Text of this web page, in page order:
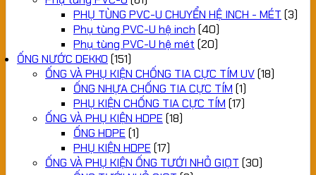
PHỤ TÙNG PVC-U CHUYỂN HỆ INCH - MÉT (3)
Phụ tùng PVC-U hệ inch (40)
Phụ tùng PVC-U hệ mét (20)
ỐNG NƯỚC DEKKO (151)
ỐNG VÀ PHỤ KIỆN CHỐNG TIA CỰC TÍM UV(18)
ỐNG NHỰA CHỐNG TIA CỰC TÍM (1)
PHỤ KIỆN CHỐNG TIA CỰC TÍM (17)
ỐNG VÀ PHỤ KIỆN HDPE (18)
ỐNG HDPE (1)
PHỤ KIỆN HDPE (17)
ỐNG VÀ PHỤ KIỆN ỐNG TƯỚI NHỎ GIỌT (30)